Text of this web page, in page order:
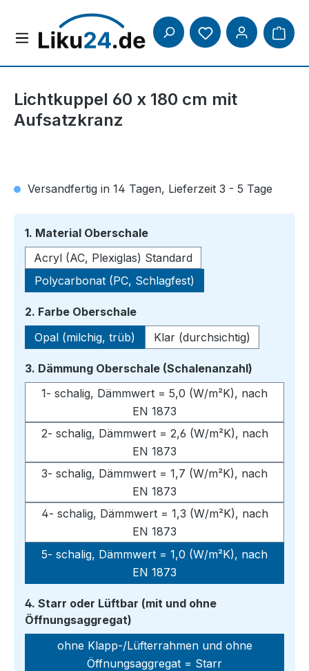
Zum Hauptinhalt springen
Lichtkuppel 60 x 180 cm mit
Aufsatzkranz
Versandfertig in 14 Tagen, Lieferzeit 3 - 5 Tage
1. Material Oberschaleauswählen
Acryl (AC, Plexiglas) Standard
Polycarbonat (PC, Schlagfest)
2. Farbe Oberschaleauswählen
Opal (milchig, trüb)
Klar (durchsichtig)
3. Dämmung Oberschale (Schalenanzahl)
1- schalig, Dämmwert = 5,0 (W/m²K), nach
EN 1873
2- schalig, Dämmwert = 2,6 (W/m²K), nach
EN 1873
3- schalig, Dämmwert = 1,7 (W/m²K), nach
EN 1873
4- schalig, Dämmwert = 1,3 (W/m²K), nach
EN 1873
5- schalig, Dämmwert = 1,0 (W/m²K), nach
EN 1873
4. Starr oder Lüftbar (mit und ohne
Öffnungsaggregat)
ohne Klapp-/Lüfterrahmen und ohne
Öffnungsaggregat = Starr